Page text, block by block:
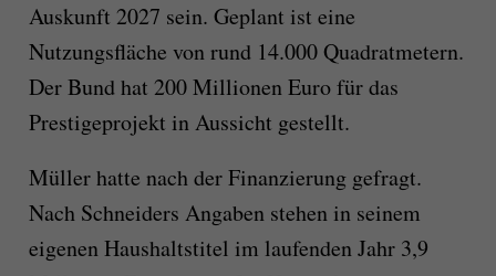
Auskunft 2027 sein. Geplant ist eine
Nutzungsfläche von rund 14.000 Quadratmetern.
Der Bund hat 200 Millionen Euro für das
Prestigeprojekt in Aussicht gestellt.
Müller hatte nach der Finanzierung gefragt.
Nach Schneiders Angaben stehen in seinem
eigenen Haushaltstitel im laufenden Jahr 3,9